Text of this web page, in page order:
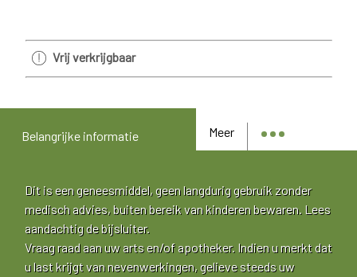
Vrij verkrijgbaar
Meer
Belangrijke informatie
Dit is een geneesmiddel, geen langdurig gebruik zonder
medisch advies, buiten bereik van kinderen bewaren. Lees
aandachtig de bijsluiter.
Vraag raad aan uw arts en/of apotheker. Indien u merkt dat
u last krijgt van nevenwerkingen, gelieve steeds uw